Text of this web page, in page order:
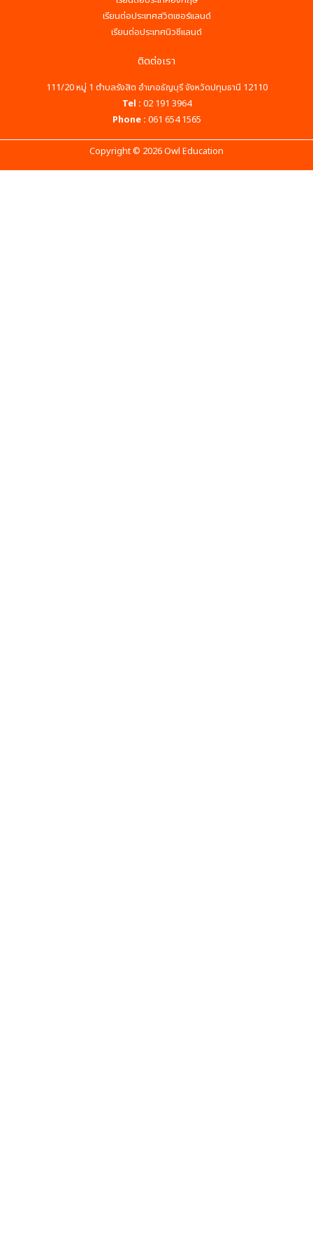
เรียนต่อประเทศสวิตเซอร์แลนด์
เรียนต่อประเทศนิวซีแลนด์
ติดต่อเรา
111/20 หมู่ 1 ตำบลรังสิต อำเภอธัญบุรี จังหวัดปทุมธานี 12110
Tel : 02 191 3964
Phone : 061 654 1565
Copyright © 2026 Owl Education